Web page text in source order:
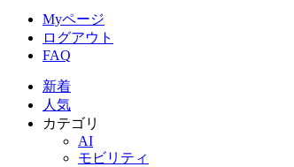
Myページ
ログアウト
FAQ
新着
人気
カテゴリ
AI
モビリティ